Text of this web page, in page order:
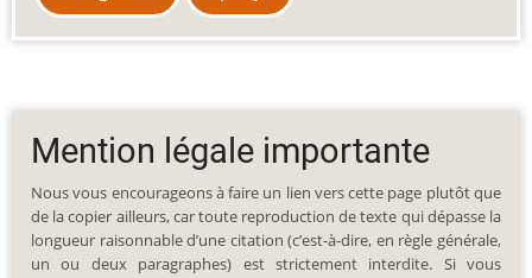
Mention légale importante
Nous vous encourageons à faire un lien vers cette page plutôt que
de la copier ailleurs, car toute reproduction de texte qui dépasse la
longueur raisonnable d’une citation (c’est-à-dire, en règle générale,
un ou deux paragraphes) est strictement interdite. Si vous